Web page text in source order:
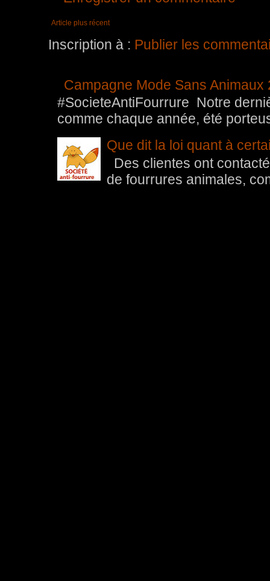
Article plus récent
Inscription à : Publier les
Campagne Mode Sans Animaux
#SocieteAntiFourrure Notre
comme chaque année, été
Que dit la loi quant à
Des clientes ont
de fourrures animales,